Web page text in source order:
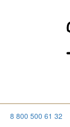
8 800 500 61 32